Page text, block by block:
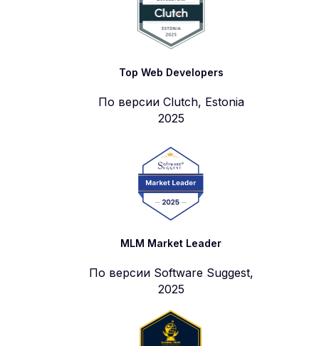
Top Web Developers
По версии Clutch, Estonia
2025
MLM Market Leader
По версии Software Suggest,
2025